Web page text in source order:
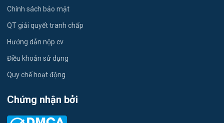
Công nhân
Thời Vụ
Tiếng Hàn
Tiếng Trung
Việc làm Ái Quốc
Việc làm Chu Văn An
Việc làm Trần Hưng Đạo
Việc làm Nguyễn Trãi
Việc làm Trần Nhân Tông
Chính sách bảo mật
QT giải quyết tranh chấp
Hướng dẫn nộp cv
Điều khoản sử dụng
Quy chế hoạt động
Chứng nhận bởi